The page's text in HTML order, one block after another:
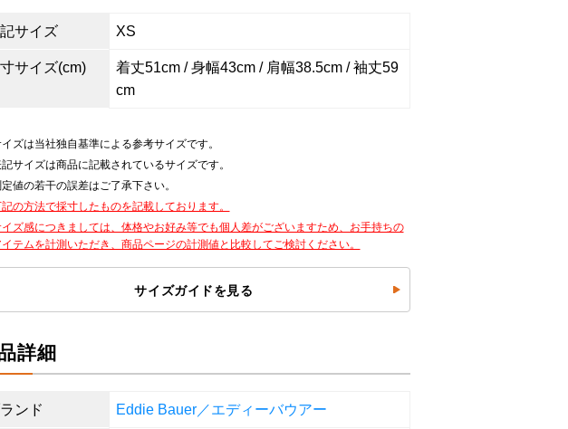
サイズ XS
サイズ(cm)
着丈51cm / 身幅43cm / 肩幅38.5cm / 袖丈59
cm
ズは当社独自基準による参考サイズです。
サイズは商品に記載されているサイズです。
値の若干の誤差はご了承下さい。
の方法で採寸したものを記載しております。
ズ感につきましては、体格やお好み等でも個人差がございますため、お手持ちの
イテムを計測いただき、商品ページの計測値と比較してご検討ください。
サイズガイドを見る
詳細
ンド Eddie Bauer／エディーバウアー